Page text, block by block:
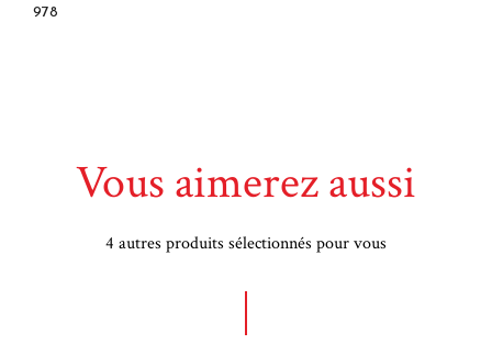
978
Vous aimerez aussi
4 autres produits sélectionnés pour vous